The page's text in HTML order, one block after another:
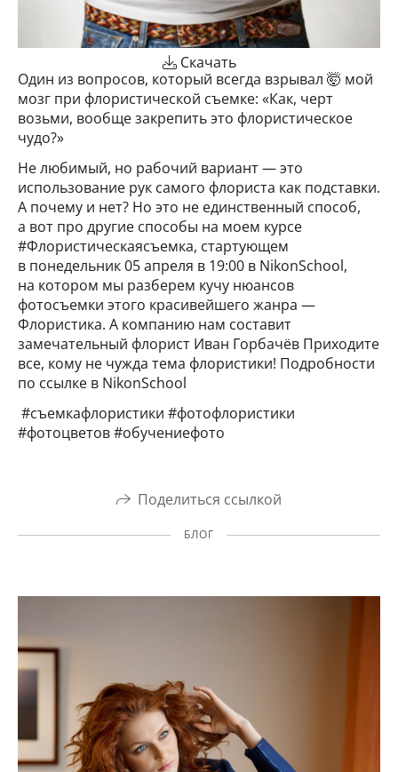
Скачать
Один из вопросов, который всегда взрывал 🤯 мой
мозг при флористической съемке: «Как, черт
возьми, вообще закрепить это флористическое
чудо?»
Не любимый, но рабочий вариант — это
использование рук самого флориста как подставки.
А почему и нет? Но это не единственный способ,
а вот про другие способы на моем курсе
#Флористическаясъемка, стартующем
в понедельник 05 апреля в 19:00 в NikonSchool,
на котором мы разберем кучу нюансов
фотосъемки этого красивейшего жанра —
Флористика. А компанию нам составит
замечательный флорист Иван Горбачёв Приходите
все, кому не чужда тема флористики! Подробности
по ссылке в NikonSchool
#съемкафлористики #фотофлористики
#фотоцветов #обучениефото
Поделиться ссылкой
БЛОГ